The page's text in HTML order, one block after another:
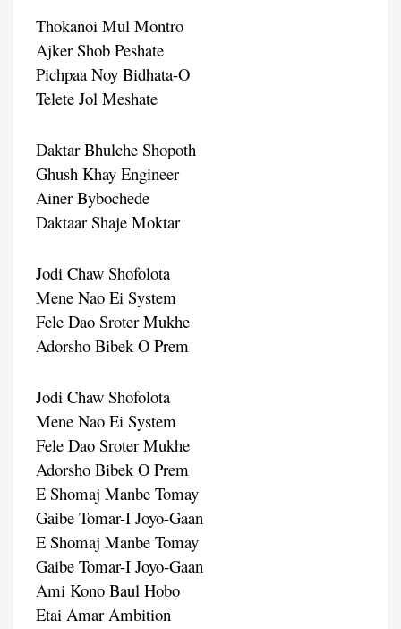
Thokanoi Mul Montro
Ajker Shob Peshate
Pichpaa Noy Bidhata-O
Telete Jol Meshate
Daktar Bhulche Shopoth
Ghush Khay Engineer
Ainer Bybochede
Daktaar Shaje Moktar
Jodi Chaw Shofolota
Mene Nao Ei System
Fele Dao Sroter Mukhe
Adorsho Bibek O Prem
Jodi Chaw Shofolota
Mene Nao Ei System
Fele Dao Sroter Mukhe
Adorsho Bibek O Prem
E Shomaj Manbe Tomay
Gaibe Tomar-I Joyo-Gaan
E Shomaj Manbe Tomay
Gaibe Tomar-I Joyo-Gaan
Ami Kono Baul Hobo
Etai Amar Ambition